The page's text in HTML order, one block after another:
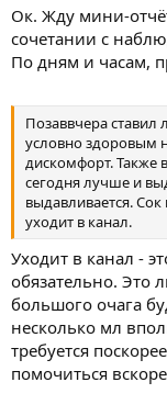
Ок. Жду мини-
сочетании с
По дням и часам,
Позаввчера ставил
условно здоровым
дискомфорт. Также
сегодня лучше и
выдавливается.
уходит в канал.
Уходит в канал -
обязательно. Это
большого очага
несколько мл
требуется
помочиться